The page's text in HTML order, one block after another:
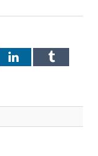
LinkedInTumblr